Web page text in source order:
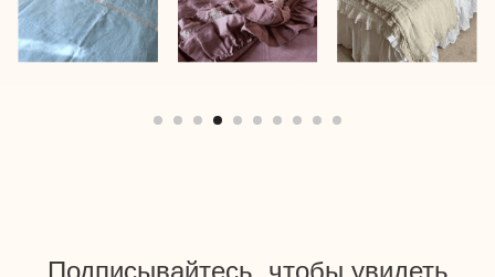
Подписывайтесь, чтобы увидеть